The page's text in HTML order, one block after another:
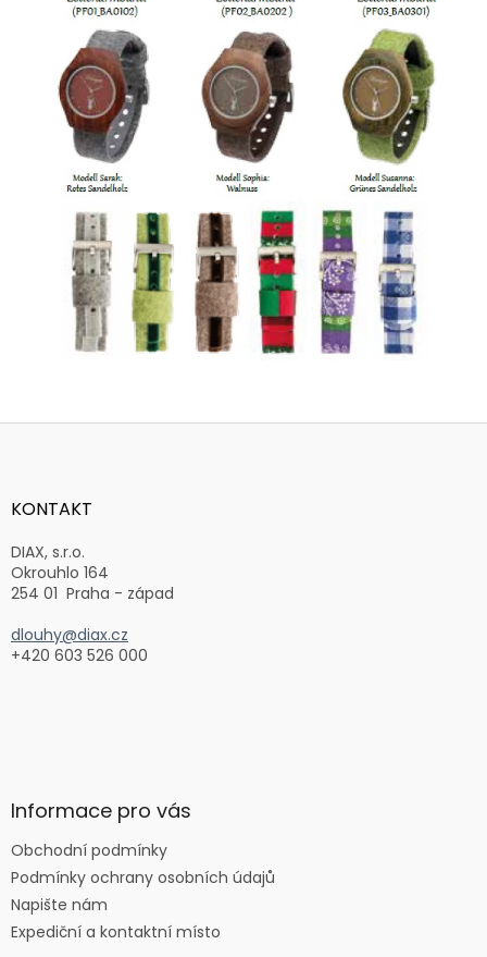
Z
aKONTAKT
DIAX, s.r.o.
Okrouhlo 164
254 01 Praha - západ
dlouhy@diax.cz
+420 603 526 000
Informace pro vás
Obchodní podmínky
Podmínky ochrany osobních údajů
Napište nám
Expediční a kontaktní místo